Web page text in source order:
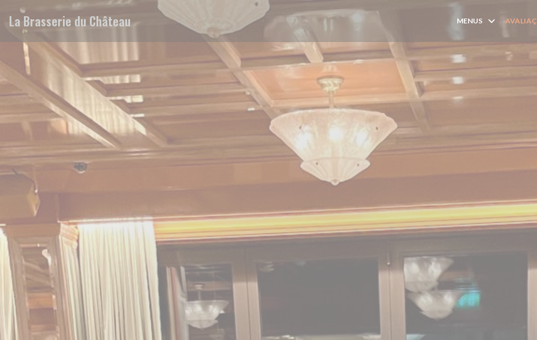
Painel de Gerenciamento de Cookies
La Brasserie du Château MENUS